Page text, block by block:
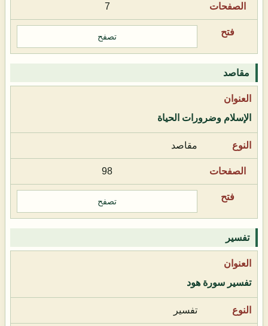
7
تصفح
مقاصد
الإسلام وضرورات الحياة
مقاصد
98
تصفح
تفسير
تفسير سورة هود
تفسير